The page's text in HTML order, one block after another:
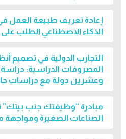
إعادة تعريف طبيعة العمل
الذكاء الاصطناعي الطلب على
التجارب الدولية في تصميم
المصروفات الدراسية:
وعشرين دولة مع دراسات
مبادرة “وظيفتك جنب بيتك”
الصناعات الصغيرة ومواجهة